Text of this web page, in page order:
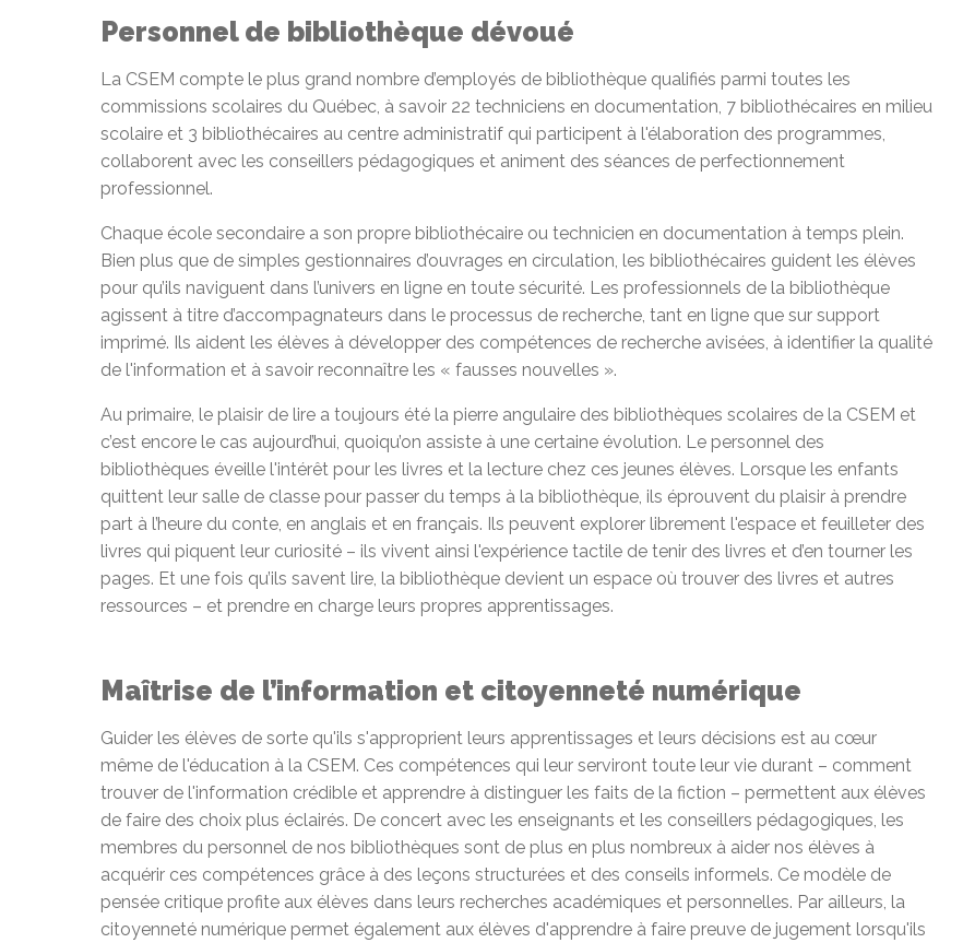
Personnel de bibliothèque dévoué
La CSEM compte le plus grand nombre d’employés de bibliothèque qualifiés parmi toutes les
commissions scolaires du Québec, à savoir 22 techniciens en documentation, 7 bibliothécaires en milieu
scolaire et 3 bibliothécaires au centre administratif qui participent à l'élaboration des programmes,
collaborent avec les conseillers pédagogiques et animent des séances de perfectionnement
professionnel.
Chaque école secondaire a son propre bibliothécaire ou technicien en documentation à temps plein.
Bien plus que de simples gestionnaires d’ouvrages en circulation, les bibliothécaires guident les élèves
pour qu’ils naviguent dans l’univers en ligne en toute sécurité. Les professionnels de la bibliothèque
agissent à titre d’accompagnateurs dans le processus de recherche, tant en ligne que sur support
imprimé. Ils aident les élèves à développer des compétences de recherche avisées, à identifier la qualité
de l'information et à savoir reconnaître les « fausses nouvelles ».
Au primaire, le plaisir de lire a toujours été la pierre angulaire des bibliothèques scolaires de la CSEM et
c’est encore le cas aujourd’hui, quoiqu’on assiste à une certaine évolution. Le personnel des
bibliothèques éveille l'intérêt pour les livres et la lecture chez ces jeunes élèves. Lorsque les enfants
quittent leur salle de classe pour passer du temps à la bibliothèque, ils éprouvent du plaisir à prendre
part à l’heure du conte, en anglais et en français. Ils peuvent explorer librement l'espace et feuilleter des
livres qui piquent leur curiosité – ils vivent ainsi l'expérience tactile de tenir des livres et d’en tourner les
pages. Et une fois qu’ils savent lire, la bibliothèque devient un espace où trouver des livres et autres
ressources – et prendre en charge leurs propres apprentissages.
Maîtrise de l’information et citoyenneté numérique
Guider les élèves de sorte qu'ils s'approprient leurs apprentissages et leurs décisions est au cœur
même de l'éducation à la CSEM. Ces compétences qui leur serviront toute leur vie durant – comment
trouver de l'information crédible et apprendre à distinguer les faits de la fiction – permettent aux élèves
de faire des choix plus éclairés. De concert avec les enseignants et les conseillers pédagogiques, les
membres du personnel de nos bibliothèques sont de plus en plus nombreux à aider nos élèves à
acquérir ces compétences grâce à des leçons structurées et des conseils informels. Ce modèle de
pensée critique profite aux élèves dans leurs recherches académiques et personnelles. Par ailleurs, la
citoyenneté numérique permet également aux élèves d'apprendre à faire preuve de jugement lorsqu'ils